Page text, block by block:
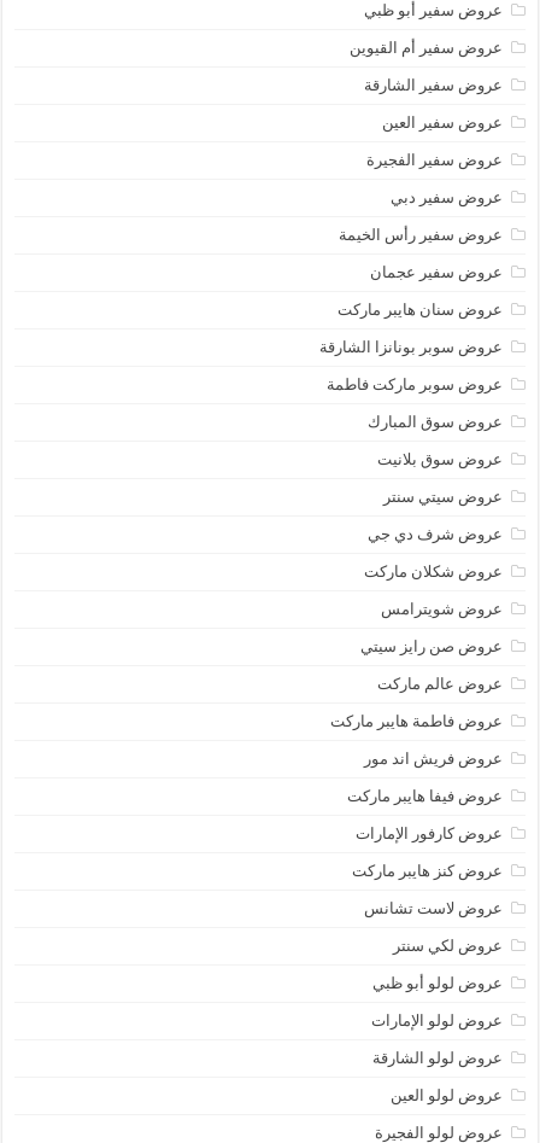
عروض سفير أبو ظبي
عروض سفير أم القيوين
عروض سفير الشارقة
عروض سفير العين
عروض سفير الفجيرة
عروض سفير دبي
عروض سفير رأس الخيمة
عروض سفير عجمان
عروض سنان هايبر ماركت
عروض سوبر بونانزا الشارقة
عروض سوبر ماركت فاطمة
عروض سوق المبارك
عروض سوق بلانيت
عروض سيتي سنتر
عروض شرف دي جي
عروض شكلان ماركت
عروض شويترامس
عروض صن رايز سيتي
عروض عالم ماركت
عروض فاطمة هايبر ماركت
عروض فريش اند مور
عروض فيفا هايبر ماركت
عروض كارفور الإمارات
عروض كنز هايبر ماركت
عروض لاست تشانس
عروض لكي سنتر
عروض لولو أبو ظبي
عروض لولو الإمارات
عروض لولو الشارقة
عروض لولو العين
عروض لولو الفجيرة